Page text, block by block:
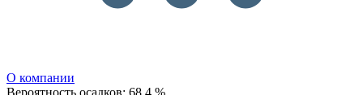
О компании
Вероятность осадков: 68.4 %